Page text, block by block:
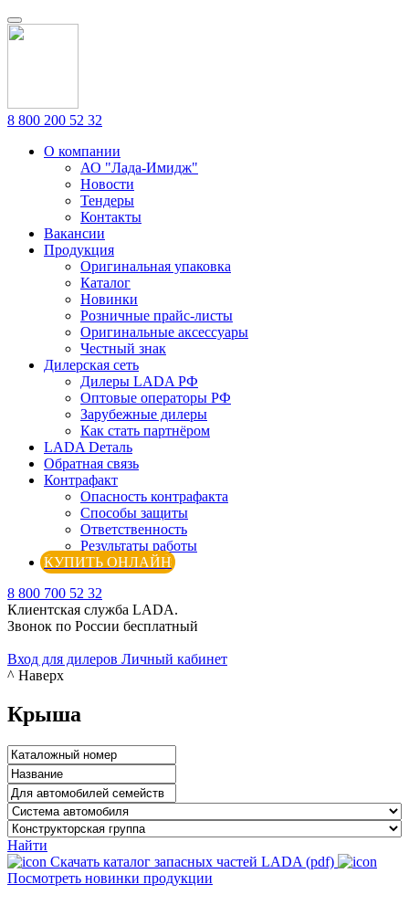
8 800 200 52 32
О компании
АО "Лада-Имидж"
Новости
Тендеры
Контакты
Вакансии
Продукция
Оригинальная упаковка
Каталог
Новинки
Розничные прайс-листы
Оригинальные аксессуары
Честный знак
Дилерская сеть
Дилеры LADA РФ
Оптовые операторы РФ
Зарубежные дилеры
Как стать партнёром
LADA Dеталь
Обратная связь
Контрафакт
Опасность контрафакта
Способы защиты
Ответственность
Результаты работы
КУПИТЬ ОНЛАЙН
8 800 700 52 32
Клиентская служба LADA.
Звонок по России бесплатный
Вход для дилеров Личный кабинет
^ Наверх
Крыша
Найти
Скачать каталог запасных частей LADA (pdf)
Посмотреть новинки продукции